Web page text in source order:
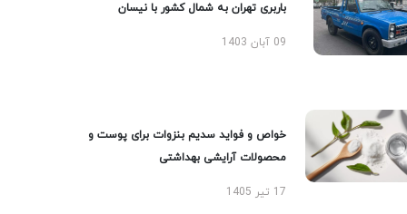
باربری تهران به شمال کشور با نیسان
09 آبان 1403
خواص و فواید سدیم بنزوات برای پوست و
محصولات آرایشی بهداشتی
17 تیر 1405